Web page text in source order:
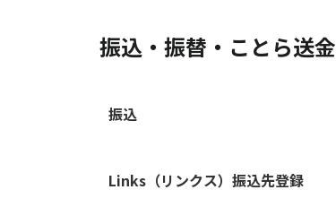
振込・振替・ことら送金
振込
Links（リンクス）振込先登録